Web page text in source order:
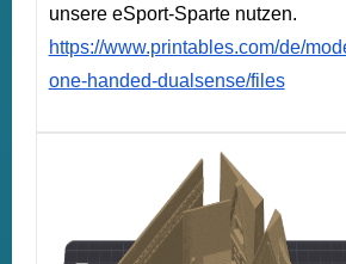
unsere eSport-Sparte nutzen.
https://www.printables.com/de/
one-handed-dualsense/files